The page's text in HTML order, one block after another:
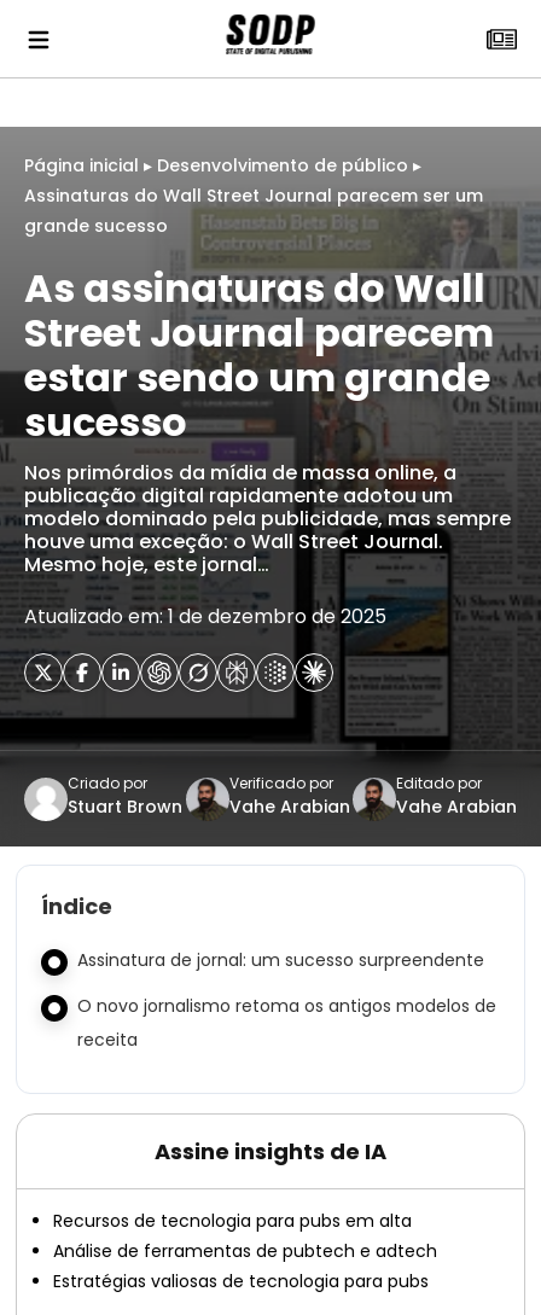
Página inicial ▸ Desenvolvimento de público ▸
Assinaturas do Wall Street Journal parecem ser um
grande sucesso
As assinaturas do Wall
Street Journal parecem
estar sendo um grande
sucesso
Nos primórdios da mídia de massa online, a
publicação digital rapidamente adotou um
modelo dominado pela publicidade, mas sempre
houve uma exceção: o Wall Street Journal.
Mesmo hoje, este jornal…
Atualizado em: 1 de dezembro de 2025
Criado por
Stuart Brown
Verificado por
Vahe Arabian
Editado por
Vahe Arabian
Índice
Assinatura de jornal: um sucesso surpreendente
O novo jornalismo retoma os antigos modelos de
receita
Assine insights de IA
Recursos de tecnologia para pubs em alta
Análise de ferramentas de pubtech e adtech
Estratégias valiosas de tecnologia para pubs